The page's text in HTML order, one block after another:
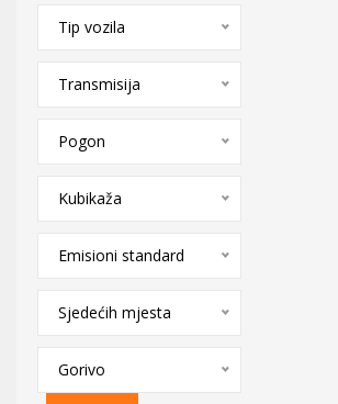
Tip vozila
Transmisija
Pogon
Kubikaža
Emisioni standard
Sjedećih mjesta
Gorivo